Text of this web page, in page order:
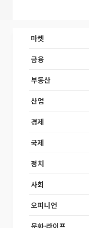
마켓
금융
부동산
산업
경제
국제
정치
사회
오피니언
문화·라이프